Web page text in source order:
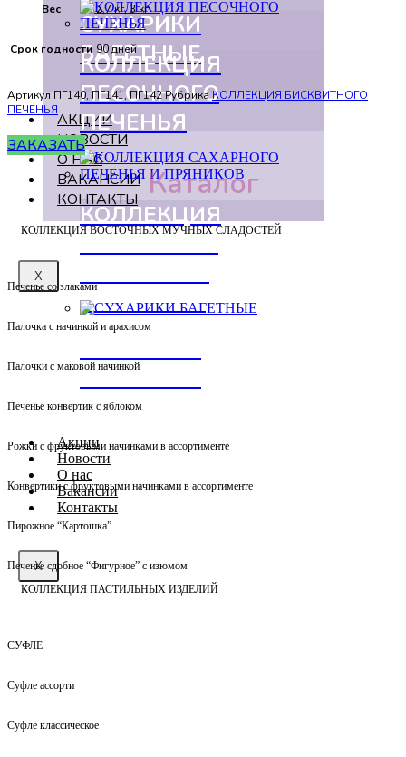
СУХАРИКИ
БАГЕТНЫЕ
АКЦИИ
НОВОСТИ
О НАС
ВАКАНСИИ
КОНТАКТЫ
X
КОЛЛЕКЦИЯ
ПЕСОЧНОГО
ПЕЧЕНЬЯ
КОЛЛЕКЦИЯ
САХАРНОГО
ПРЯНИКОВ
БАГЕТНЫЕ
Акции
Новости
О нас
Вакансии
Контакты
X
Вес 2,7 кг, 3 кг
Срок годности 90 дней
Артикул ПГ140, ПГ141, ПГ142РубрикаКОЛЛЕКЦИЯ БИСКВИТНОГО
ПЕЧЕНЬЯ
ЗАКАЗАТЬ
Каталог
КОЛЛЕКЦИЯ ВОСТОЧНЫХ МУЧНЫХ СЛАДОСТЕЙ
Печенье со злаками
Палочка с начинкой и арахисом
Палочки с маковой начинкой
Печенье конвертик с яблоком
Рожки с фруктовыми начинками в ассортименте
Конвертики с фруктовыми начинками в ассортименте
Пирожное “Картошка”
Печенье сдобное “Фигурное” с изюмом
КОЛЛЕКЦИЯ ПАСТИЛЬНЫХ ИЗДЕЛИЙ
СУФЛЕ
Суфле ассорти
Суфле классическое